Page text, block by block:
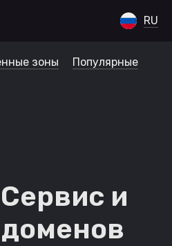
RU
зоны Популярные
Сервис и